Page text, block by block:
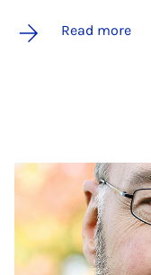
Read more